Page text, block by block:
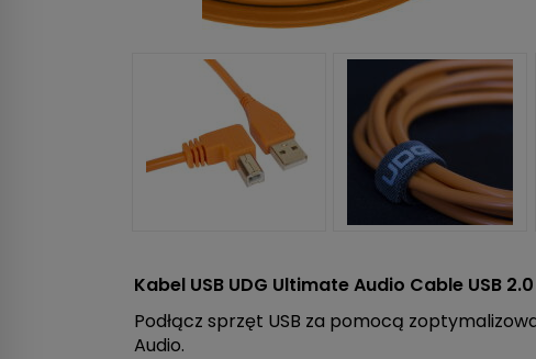
Kabel USB UDG Ultimate Audio Cable USB
Podłącz sprzęt USB za pomocą
Audio.